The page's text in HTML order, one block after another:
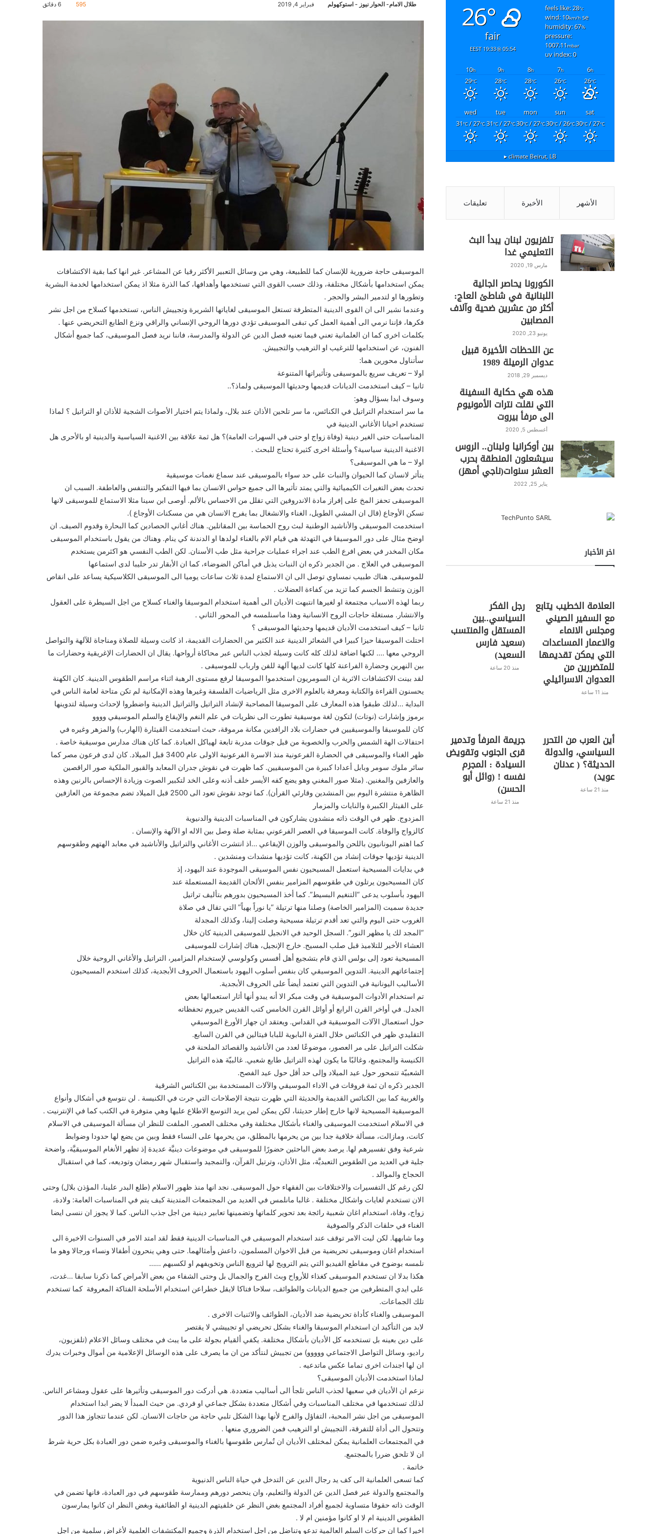
طلال الامام- الحوار نيوز - استوكهولم فبراير 4, 2019 595
الموسيقى حاجة ضرورية للإنسان كما للطبيعة، وهي من وسائل التعبير الأكثر رقيا عن المشاعر. غير انها كما بقية الاكتشافات
يمكن استخدامها بأشكال مختلفة، وذلك حسب القوى التي تستخدمها وأهدافها، كما الذرة مثلا اذ يمكن استخدامها لخدمة البشرية
وتطورها او لتدمير البشر والحجر .
وعندما نشير الى ان القوى الدينية المتطرفة تستغل الموسيقى لغاياتها الشريرة وتجييش الناس، تستخدمها كسلاح من اجل نشر
فكرها، فإننا نرمي الى أهمية العمل كي تبقى الموسيقى تؤدي دورها الروحي الإنساني والراقي ونزع الطابع التحريضي عنها .
بكلمات اخرى كما ان العلمانية تعني فيما تعنيه فصل الدين عن الدولة والمدرسة، فاننا نريد فصل الموسيقى، كما جميع أشكال
الفنون، عن استخدامها للترغيب او الترهيب والتجييش.
سأتناول محورين هما:
اولا – تعريف سريع بالموسيقى وتأثيراتها المتنوعة
ثانيا – كيف استخدمت الديانات قديمها وحديثها الموسيقى ولماذ؟..
وسوف ابدا بسؤال وهو:
ما سر استخدام التراتيل في الكنائس، ما سر تلحين الأذان عند بلال، ولماذا يتم اختيار الأصوات الشجية للأذان او التراتيل ؟ لماذا
تستخدم احيانا الأغاني الدينية في
المناسبات حتى الغير دينية (وفاة زواج او حتى في السهرات العامة)؟ هل ثمة علاقة بين الاغنية السياسية والدينية او بالأحرى هل
الاغنية الدينية سياسية؟ وأسئلة اخرى كثيرة تحتاج للبحث .
اولا – ما هي الموسيقى؟
يتأثر لانسان كما الحيوان والنبات على حد سواء بالموسيقى عند سماع نغمات موسيقية
تحدث بعض التغيرات الكيميائية والتي يمتد تأثيرها الى جميع حواس الانسان بما فيها التفكير والتنفس والعاطفة. السبب ان
الموسيقى تحفز المخ على إفراز مادة الاندروفين التي تقلل من الاحساس بالألم. أوصى ابن سينا مثلا الاستماع للموسيقى لانها
تسكن الأوجاع (قال ان المشي الطويل، الغناء والانشغال بما يفرح الانسان هي من مسكنات الأوجاع ).
استخدمت الموسيقى والأناشيد الوطنية لبث روح الحماسة بين المقاتلين. هناك أغاني الحصادين كما البحارة وقدوم الصيف. ان
اوضح مثال على دور الموسيقا في التهدئة هي قيام الام بالغناء لولدها او الدندنة كي ينام. وهناك من يقول باستخدام الموسيقى
مكان المخدر في بعض افرع الطب عند اجراء عمليات جراحية مثل طب الأسنان. لكن الطب النفسي هو اكثرمن يستخدم
الموسيقى في العلاج . من الجدير ذكره ان النبات يذبل في أماكن الضوضاء، كما ان الأبقار تدر حليبا لدى استماعها
للموسيقى. هناك طبيب نمساوي توصل الى ان الاستماع لمدة ثلاث ساعات يوميا الى الموسيقى الكلاسيكية يساعد على انقاص
الوزن وتنشط الجسم كما تزيد من كفاءة العضلات .
ربما لهذه الاسباب مجتمعة او لغيرها انتبهت الأديان الى أهمية استخدام الموسيقا والغناء كسلاح من اجل السيطرة على العقول
والانتشار. مستغلة حاجات الروح الانسانية وهذا ماسنلمسه في المحور الثاني .
ثانيا – كيف استخدمت الأديان قديمها وحديثها الموسيقى ؟
احتلت الموسيقا حيزا كبيرا في الشعائر الدينية عند الكثير من الحضارات القديمة، اذ كانت وسيلة للصلاة ومناجاة للآلهة والتواصل
الروحي معها …. لكنها اضافة لذلك كله كانت وسيلة لجذب الناس عبر محاكاة أرواحها. يقال ان الحضارات الإغريقية وحضارات ما
بين النهرين وحضارة الفراعنة كلها كانت لديها آلهة للفن وارباب للموسيقى .
لقد بينت الاكتشافات الاثرية ان السومريون استخدموا الموسيقا لرفع مستوى الرهبة اثناء مراسم الطقوس الدينية. كان الكهنة
يحسنون القراءة والكتابة ومعرفة بالعلوم الاخرى مثل الرياضيات الفلسفة وغيرها وهذه الإمكانية لم تكن متاحة لعامة الناس في
البداية …لذلك طبقوا هذه المعارف على الموسيقا المصاحبة لإنشاد التراتيل والتراتيل الدينية واضطروا لإحداث وسيلة لتدوينها
برموز وإشارات (نوتات) لتكون لغة موسيقية تطورت الى نظريات في علم النغم والإيقاع والسلم الموسيقي وووو
كان للموسيقا والموسيقيين في حضارات بلاد الرافدين مكانة مرموقة، حيث استخدمت القيثارة (الهارب) والمزهر وغيره في
احتفالات الهة الشمس والحرب والخصوبة من قبل جوقات مدربة تابعة لهياكل العبادة. كما كان هناك مدارس موسيقية خاصة .
ظهر الغناء والموسيقى في الحضارة الفرعونية منذ الاسرة الفرعونية الاولى عام 3400 قبل الميلاد. كان لدى فرعون مصر كما
سائر ملوك سومر وبابل أعدادا كبيرة من الموسيقيين. كما ظهرت في نقوش جدران المعابد والقبور الملكية صور الراقصين
والعازفين والمغنين. (مثلا صور المغني وهو يضع كفه الأيسر خلف أذنه وعلى الخد لتكبير الصوت وزيادة الإحساس بالرنين وهذه
الظاهرة منتشرة اليوم بين المنشدين وقارئي القرأن). كما توجد نقوش تعود الى 2500 قبل الميلاد تضم مجموعة من العازفين
على القيثار الكبيرة والنايات والمزمار
المزدوج. ظهر في الوقت ذاته منشدون يشاركون في المناسبات الدينية والدنيوية
كالزواج والوفاة. كانت الموسيقا في العصر الفرعوني بمثابة صلة وصل بين الاله او الآلهة والإنسان .
كما اهتم اليونانيون باللحن والموسيقى والوزن الإيقاعي …اذ انتشرت الأغاني والتراتيل والأناشيد في معابد الهتهم وطقوسهم
الدينية تؤديها جوقات إنشاد من الكهنة، كانت تؤديها منشدات ومنشدين .
في بدايات المسيحية استعمل المسيحيون نفس الموسيقى الموجودة عند اليهود، إذ
كان المسيحيون يرتلون في طقوسهم المزامير بنفس الألحان القديمة المستعملة عند
اليهود بأسلوب يدعى “التنغيم البسيط”. كما أخذ المسيحيون بدورهم بتأليف تراتيل
جديدة سميت (المزامير الخاصة) وصلنا منها ترتيلة “يا نوراً بهياً” التي تقال في صلاة
الغروب حتى اليوم والتي تعد أقدم ترتيلة مسيحية وصلت إلينا، وكذلك المجدلة
“المجد لك يا مظهر النور”. السجل الوحيد في الانجيل للموسيقى الدينية كان خلال
العشاء الأخير للتلاميذ قبل صلب المسيح. خارج الإنجيل، هناك إشارات للموسيقى
المسيحية تعود إلى بولس الذي قام بتشجيع أهل أفسس وكولوسي لإستخدام المزامير، التراتيل والأغاني الروحية خلال
إجتماعاتهم الدينية. التدوين الموسيقي كان بنفس أسلوب اليهود باستعمال الحروف الأبجدية، كذلك استخدم المسيحيون
الأساليب اليونانية في التدوين التي تعتمد أيضاً على الحروف الأبجدية.
تم استخدام الأدوات الموسيقية في وقت مبكر الا أنه يبدو أنها أثار استعمالها بعض
الجدل. في أواخر القرن الرابع أو أوائل القرن الخامس كتب القديس جيروم تحفظاته
حول استعمال الآلات الموسيقية في القداس. ويعتقد ان جهاز الأورغ الموسيقي
التقليدي ظهر في الكنائس خلال الفترة البابوية للبابا فيتالين في القرن السابع.
شكلت التراتيل على مر العصور، موضوعًا لعدد من الأناشيد والقصائد الملحنة في
الكنيسة والمجتمع، وغالبًا ما يكون لهذه التراتيل طابع شعبي. غالبيّة هذه التراتيل
الشعبيّة تتمحور حول عيد الميلاد وإلى حد أقل حول عيد الفصح.
الجدير ذكره ان ثمة فروقات في الاداء الموسيقي والآلات المستخدمة بين الكنائس الشرقية
والغربية كما بين الكنائس القديمة والحديثة التي ظهرت نتيجة الإصلاحات التي جرت في الكنيسة . لن نتوسع في أشكال وأنواع
الموسيقية المسيحية لانها خارج إطار حديثنا، لكن يمكن لمن يريد التوسع الاطلاع عليها وهي متوفرة في الكتب كما في الإنترنيت .
في الاسلام استخدمت الموسيقى والغناء بأشكال مختلفة وفي مختلف العصور. الملفت للنظر ان مسألة الموسيقى في الاسلام
كانت، ومازالت، مسألة خلافية جدا بين من يحرمها بالمطلق، من يحرمها على النساء فقط وبين من يضع لها حدودا وضوابط
شرعية وفق تفسيرهم لها. يرصد بعض الباحثين حضورًا للموسيقى في موضوعات دينيَّة عديدة إذ تظهر الأنغام الموسيقيَّة، واضحة
جلية في العديد من الطقوس التعبديَّة، مثل الأذان، وترتيل القرآن، والتمجيد واستقبال شهر رمضان وتوديعه، كما في استقبال
الحجاج والموالد .
لكن رغم كل التفسيرات والاختلافات بين الفقهاء حول الموسيقى. نجد انها منذ ظهور الاسلام (طلع البدر علينا، المؤذن بلال) وحتى
الان تستخدم لغايات واشكال مختلفة . غالبا مانلمس في العديد من المجتمعات المتدينة كيف يتم في المناسبات العامة: ولادة،
زواج، وفاة، استخدام اغان شعبية رائجة بعد تحوير كلماتها وتضمينها تعابير دينية من اجل جذب الناس. كما لا يجوز ان ننسى ايضا
الغناء في حلقات الذكر والصوفية
وما شابهها. لكن ليت الامر توقف عند استخدام الموسيقى في المناسبات الدينية فقط لقد امتد الامر في السنوات الاخيرة الى
استخدام اغان وموسيقى تحريضية من قبل الاخوان المسلمون، داعش وأمثالهما. حتى وهي ينحرون أطفالا ونساء ورجالا وهو ما
نلمسه بوضوح في مقاطع الفيديو التي يتم الترويج لها لترويع الناس وتخويفهم او لكسبهم ……
هكذا بدلا ان تستخدم الموسيقى كغذاء للأرواح وبث الفرح والجمال بل وحتى الشفاء من بعض الأمراض كما ذكرنا سابقا …غدت،
على ايدي المتطرفين من جميع الديانات والطوائف، سلاحا فتاكا لايقل خطراعن استخدام الأسلحة الفتاكة المعروفة كما تستخدم
تلك الجماعات.
الموسيقى والغناء كأداة تحريضية ضد الأديان، الطوائف والاثنيات الاخرى .
لابد من التأكيد ان استخدام الموسيقا والغناء بشكل تحريضي او تجييشي لا يقتصر
على دين بعينه بل تستخدمه كل الأديان بأشكال مختلفة. يكفي ألقيام بجولة على ما يبث في مختلف وسائل الاعلام (تلفزيون،
راديو، وسائل التواصل الاجتماعي ووووو) من تجييش لنتأكد من ان ما يصرف على هذه الوسائل الإعلامية من أموال وخبرات يدرك
ان لها اجندات اخرى تماما عكس ماتدعيه .
لماذا استخدمت الأديان الموسيقى؟
نزعم ان الأديان في سعيها لجذب الناس تلجأ الى أساليب متعددة. هي أدركت دور الموسيقى وتأثيرها على عقول ومشاعر الناس.
لذلك تستخدمها في مختلف المناسبات وفي أشكال متعددة بشكل جماعي او فردي. من حيث المبدأ لا يضر ابدا استخدام
الموسيقى من اجل نشر المحبة، التفاؤل والفرح لأنها بهذا الشكل تلبي حاجة من حاجات الانسان. لكن عندما تتجاوز هذا الدور
وتتحول الى أداة للتفرقة، التجييش او الترهيب فمن الضروري منعها .
في المجتمعات العلمانية يمكن لمختلف الأديان ان تُمارس طقوسها بالغناء والموسيقى وغيره ضمن دور العبادة بكل حرية شرط
ان لا تلحق ضررا بالمجتمع.
خاتمة .
كما تسعى العلمانية الى كف يد رجال الدين عن التدخل في حياة الناس الدنيوية
والمجتمع والدولة عبر فصل الدين عن الدولة والتعليم، وان ينحصر دورهم وممارسة طقوسهم في دور العبادة، فانها تضمن في
الوقت ذاته حقوقا متساوية لجميع أفراد المجتمع بغض النظر عن خلفيتهم الدينية او الطائفية وبغض النظر ان كانوا يمارسون
الطقوس الدينية ام لا او كانوا مؤمنين ام لا .
اخيرا كما ان حركات السلم العالمية تدعو وتناضل من اجل استخدام الذرة وجميع المكتشفات العلمية لأغراض سلمية من اجل
26°
fair
05:54
19:33 EEST
feels like: 28°c
wind: 10km/hse
humidity: 67%
pressure:
1007.11mbar
uv index: 0
6h
7h
8h
9h
10h
26°C
26°C
28°C
28°C
29°C
sat
sun
mon
tue
wed
30°C/ 27°C
30°C/ 26°C
30°C/ 27°C
31°C/ 27°C
31°C/ 27°C
Beirut, LB
الأشهر الأخيرة تعليقات
تلفزيون لبنان يبدأ البث
التعليمي غدا
مارس 19, 2020
الكورونا يحاصر الجالية
اللبنانية في شاطئ العاج:
أكثر من عشرين ضحية وآلاف
المصابين
يونيو 23, 2020
عن اللحظات الأخيرة قبيل
عدوان الرميلة 1989
ديسمبر 29, 2018
هذه هي حكاية السفينة
التي نقلت نترات الأمونيوم
الى مرفأ بيروت
أغسطس 5, 2020
بين أوكرانيا ولبنان.. الروس
سيشعلون المنطقة بحرب
العشر سنوات(ناجي أمهز)
يناير 25, 2022
اخر الأخبار
العلامة الخطيب يتابع
مع السفير الصيني
ومجلس الانماء
والاعمار المساعدات
التي يمكن تقديمها
للمتضررين من
العدوان الاسرائيلي
منذ 11 ساعة
رجل الفكر
السياسي..بين
المستقل والمنتسب
(سعيد فارس
السعيد)
منذ 20 ساعة
أين العرب من التحرر
السياسي، والدولة
الحديثة؟ ( عدنان
عويد)
منذ 21 ساعة
جريمة المرفأ وتدمير
قرى الجنوب وتقويض
السيادة : المجرم
نفسه ! (وائل أبو
الحسن)
منذ 21 ساعة